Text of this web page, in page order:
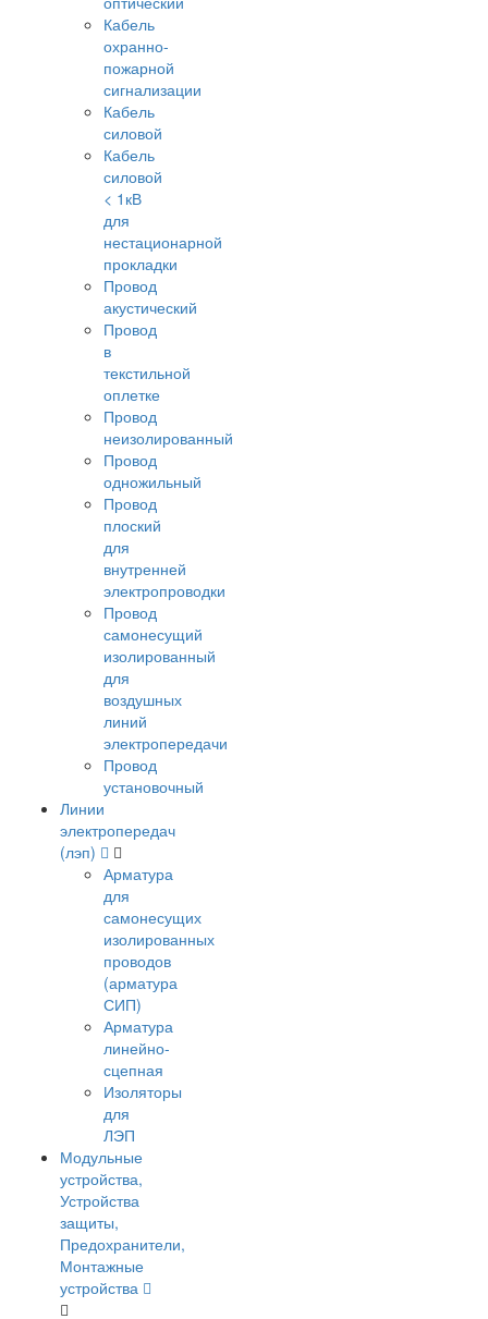
Кабель
охранно-
пожарной
сигнализации
Кабель
силовой
Кабель
силовой
< 1кВ
для
нестационарной
прокладки
Провод
акустический
Провод
в
текстильной
оплетке
Провод
неизолированный
Провод
одножильный
Провод
плоский
для
внутренней
электропроводки
Провод
самонесущий
изолированный
для
воздушных
линий
электропередачи
Провод
установочный
Линии
электропередач
(лэп)
Арматура
для
самонесущих
изолированных
проводов
(арматура
СИП)
Арматура
линейно-
сцепная
Изоляторы
для
ЛЭП
Модульные
устройства,
Устройства
защиты,
Предохранители,
Монтажные
устройства